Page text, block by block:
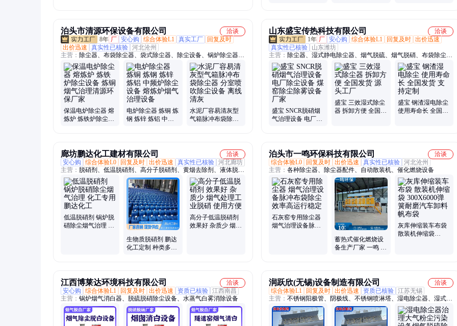
泊头市清源环保设备有限公司
洽谈
8年 厂 安心购 综合体验L1 真实工厂
回复及时
出价迅速
真实性已核验 河北沧州
主营： 除尘器、布袋除尘器、袋式除尘器、除尘设备、锅炉除尘器、
矿山除尘器、除尘布袋、除尘滤袋、除尘骨架、除尘器配件、除尘器
维修、除尘器改造、除尘器布袋、电炉除尘器、石料厂除尘器、除尘
设备维修改造、煤矿除尘器、磨机除尘器、水泥厂除尘器、电厂除尘
器、焦化厂除尘器、袋笼、笼骨、电磁脉冲阀
保温电炉除尘器 熔
炼炉 炼铁炉除尘设
电炉除尘器 炼铜 炼
钢 炼锌 炼铝 中频
水泥厂容易清灰型
气箱脉冲布袋除尘
山东盛宝传热科技有限公司
洽谈
1年 厂 安心购 综合体验L1 回复及时 出价迅速
真实性已核验
山东潍坊
主营： 除尘器、湿式静电除尘器、烟气脱硫、烟气脱硝、布袋除尘
器、阳极管
盛宝 SNCR脱硝烟
气治理设备 电厂除
盛宝 三效湿式除尘
器 拆卸方便 全国发
盛宝 钢渣湿电除尘
使用寿命长 全国发
廊坊鹏达化工建材有限公司
洽谈
安心购
综合体验L0 回复及时 出价迅速 真实性已核验 河北廊坊
主营： 脱硝剂、低温脱硝剂、高分子脱硝剂、黄烟去除剂、液体脱硝
剂
低温脱硝剂 锅炉脱
硝除尘烟气治理 化
生物质脱硝剂 鹏达
化工定制 种类多样
高分子低温脱硝剂
效果好 杂质少 烟气
泊头市一鸣环保科技有限公司
洽谈
综合体验L0
回复及时 出价迅速 真实性已核验 河北沧州
主营： 各种除尘器、除尘器配件、自动散装机、催化燃烧设备
石灰窑专用除尘器
烟气治理设备脉冲
蓄热式催化燃烧设
备生产厂家 一鸣 中
灰库伸缩装车布袋
散装机伸缩袋
江西博莱达环境科技有限公司
洽谈
安心购
综合体验L1 回复及时 出价迅速 资质已核验 江西南昌
主营： 锅炉烟气消白器、脱硫脱硝除尘设备、水蒸气白雾消除设备
润跃欣(无锡)设备制造有限公司
洽谈
综合体验L1
回复及时 出价迅速 资质已核验 江苏无锡
主营： 不锈钢阳极管、阴极线、不锈钢喷淋塔、湿电除尘器、湿式电
除尘器、湿式静电除尘器、湿电除尘设备、烟气均布板、脱硫塔、洗
涤塔、芒刺线、脱硫脱硝设备、电捕焦油器、湿电阳极管、阳极模